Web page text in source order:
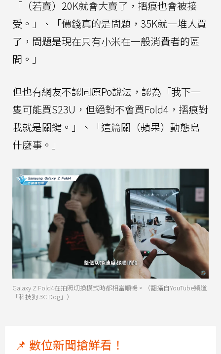
「（若賣）20K就會大賣了，摺痕也會被接
受。」、「價錢真的是問題，35K就一堆人買
了，問題是現在只有小米在一般消費者的區
間。」
但也有網友不認同原Po說法，認為「我下一
隻可能買S23U，但絕對不會買Fold4，摺痕對
我就是關鍵。」、「這篇關（蘋果）動態島
什麼事。」
Galaxy Z Fold4在拍照切換模式時都相當順暢。（翻攝自YouTube頻道
「科技狗 3C Dog」）
📌 數位新聞搶鮮看！